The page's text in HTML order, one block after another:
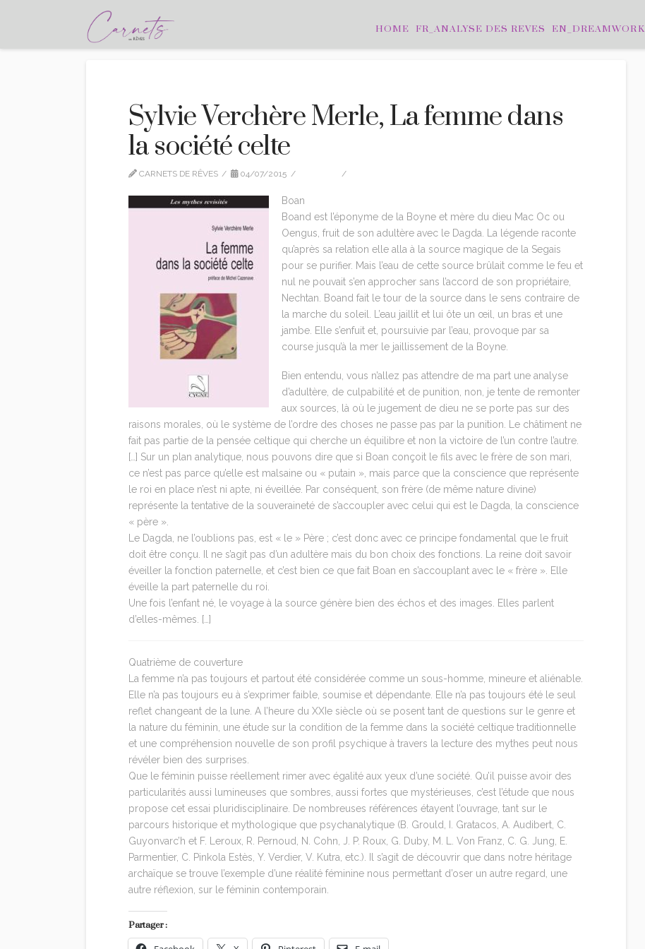
HOME FR_ANALYSE DES REVES EN_DREAMWORK
Sylvie Verchère Merle, La femme dans
la société celte
CARNETS DE RÊVES 04/07/2015
Boan
Boand est l’éponyme de la Boyne et mère du dieu Mac Oc ou
Oengus, fruit de son adultère avec le Dagda. La légende raconte
qu’après sa relation elle alla à la source magique de la Segais
pour se purifier. Mais l’eau de cette source brûlait comme le feu et
nul ne pouvait s’en approcher sans l’accord de son propriétaire,
Nechtan. Boand fait le tour de la source dans le sens contraire de
la marche du soleil. L’eau jaillit et lui ôte un œil, un bras et une
jambe. Elle s’enfuit et, poursuivie par l’eau, provoque par sa
course jusqu’à la mer le jaillissement de la Boyne.
Bien entendu, vous n’allez pas attendre de ma part une analyse
d’adultère, de culpabilité et de punition, non, je tente de remonter
aux sources, là où le jugement de dieu ne se porte pas sur des
raisons morales, où le système de l’ordre des choses ne passe pas par la punition. Le châtiment ne
fait pas partie de la pensée celtique qui cherche un équilibre et non la victoire de l’un contre l’autre.
[…] Sur un plan analytique, nous pouvons dire que si Boan conçoit le fils avec le frère de son mari,
ce n’est pas parce qu’elle est malsaine ou « putain », mais parce que la conscience que représente
le roi en place n’est ni apte, ni éveillée. Par conséquent, son frère (de même nature divine)
représente la tentative de la souveraineté de s’accoupler avec celui qui est le Dagda, la conscience
« père ».
Le Dagda, ne l’oublions pas, est « le » Père ; c’est donc avec ce principe fondamental que le fruit
doit être conçu. Il ne s’agit pas d’un adultère mais du bon choix des fonctions. La reine doit savoir
éveiller la fonction paternelle, et c’est bien ce que fait Boan en s’accouplant avec le « frère ». Elle
éveille la part paternelle du roi.
Une fois l’enfant né, le voyage à la source génère bien des échos et des images. Elles parlent
d’elles-mêmes. […]
Quatrième de couverture
La femme n’a pas toujours et partout été considérée comme un sous-homme, mineure et aliénable.
Elle n’a pas toujours eu à s’exprimer faible, soumise et dépendante. Elle n’a pas toujours été le seul
reflet changeant de la lune. A l’heure du XXIe siècle où se posent tant de questions sur le genre et
la nature du féminin, une étude sur la condition de la femme dans la société celtique traditionnelle
et une compréhension nouvelle de son profil psychique à travers la lecture des mythes peut nous
révéler bien des surprises.
Que le féminin puisse réellement rimer avec égalité aux yeux d’une société. Qu’il puisse avoir des
particularités aussi lumineuses que sombres, aussi fortes que mystérieuses, c’est l’étude que nous
propose cet essai pluridisciplinaire. De nombreuses références étayent l’ouvrage, tant sur le
parcours historique et mythologique que psychanalytique (B. Grould, I. Gratacos, A. Audibert, C.
Guyonvarc’h et F. Leroux, R. Pernoud, N. Cohn, J. P. Roux, G. Duby, M. L. Von Franz, C. G. Jung, E.
Parmentier, C. Pinkola Estès, Y. Verdier, V. Kutra, etc.). Il s’agit de découvrir que dans notre héritage
archaïque se trouve l’exemple d’une réalité féminine nous permettant d’oser un autre regard, une
autre réflexion, sur le féminin contemporain.
Partager :